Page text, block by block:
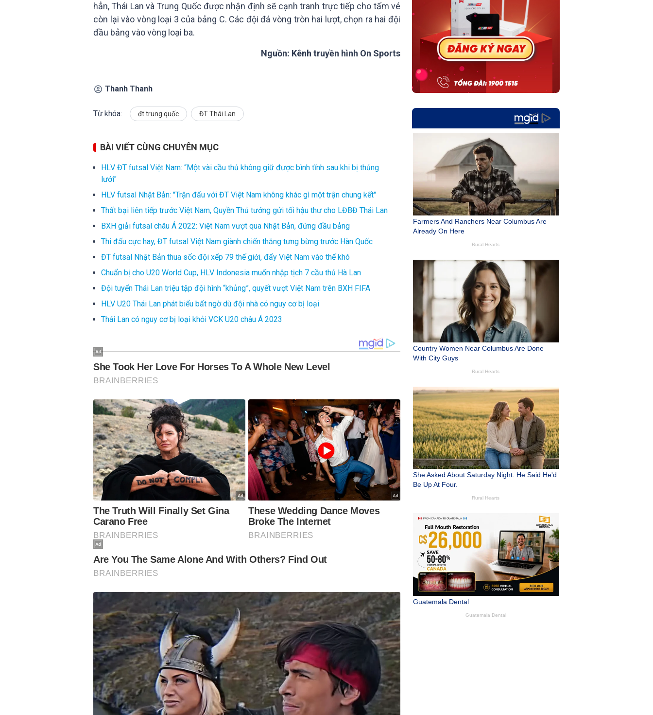
hẳn, Thái Lan và Trung Quốc được nhận định sẽ cạnh tranh trực tiếp cho tấm vé
còn lại vào vòng loại 3 của bảng C. Các đội đá vòng tròn hai lượt, chọn ra hai đội
đầu bảng vào vòng loại ba.
Nguồn: Kênh truyền hình On Sports
Thanh Thanh
Từ khóa: đt trung quốc ĐT Thái Lan
BÀI VIẾT CÙNG CHUYÊN MỤC
HLV ĐT futsal Việt Nam: “Một vài cầu thủ không giữ được bình tĩnh sau khi bị thủng
lưới"
HLV futsal Nhật Bản: "Trận đấu với ĐT Việt Nam không khác gì một trận chung kết"
Thất bại liên tiếp trước Việt Nam, Quyền Thủ tướng gửi tối hậu thư cho LĐBĐ Thái Lan
BXH giải futsal châu Á 2022: Việt Nam vượt qua Nhật Bản, đứng đầu bảng
Thi đấu cực hay, ĐT futsal Việt Nam giành chiến thắng tưng bừng trước Hàn Quốc
ĐT futsal Nhật Bản thua sốc đội xếp 79 thế giới, đẩy Việt Nam vào thế khó
Chuẩn bị cho U20 World Cup, HLV Indonesia muốn nhập tịch 7 cầu thủ Hà Lan
Đội tuyển Thái Lan triệu tập đội hình “khủng”, quyết vượt Việt Nam trên BXH FIFA
HLV U20 Thái Lan phát biểu bất ngờ dù đội nhà có nguy cơ bị loại
Thái Lan có nguy cơ bị loại khỏi VCK U20 châu Á 2023